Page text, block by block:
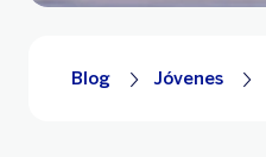
Blog Jóvenes